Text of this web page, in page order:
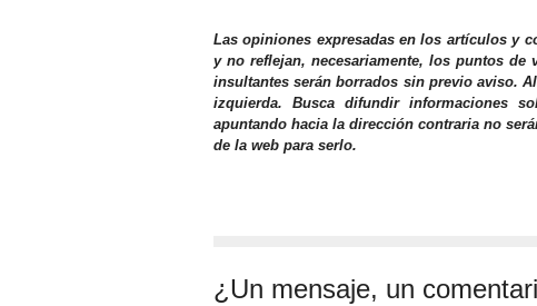
Las opiniones expresadas en los artículos y
y no reflejan, necesariamente, los puntos
insultantes serán borrados sin previo aviso.
izquierda. Busca difundir informaciones
apuntando hacia la dirección contraria no
de la web para serlo.
¿Un mensaje, un